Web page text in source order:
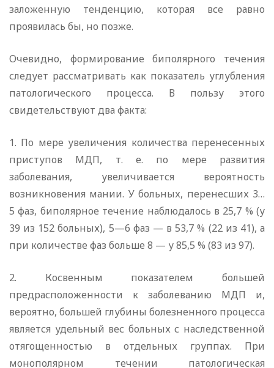
заложенную тенденцию, которая все равно
проявилась бы, но позже.
Очевидно, формирование биполярного течения
следует рассматривать как показатель углубления
патологического процесса. В пользу этого
свидетельствуют два факта:
1. По мере увеличения количества перенесенных
приступов МДП, т. е. по мере развития
заболевания, увеличивается вероятность
возникновения мании. У больных, перенесших 3…
5 фаз, биполярное течение наблюдалось в 25,7 % (у
39 из 152 больных), 5—6 фаз — в 53,7 % (22 из 41), а
при количестве фаз больше 8 — у 85,5 % (83 из 97).
2. Косвенным показателем большей
предрасположенности к заболеванию МДП и,
вероятно, большей глубины болезненного процесса
является удельный вес больных с наследственной
отягощенностью в отдельных группах. При
монополярном течении патологическая